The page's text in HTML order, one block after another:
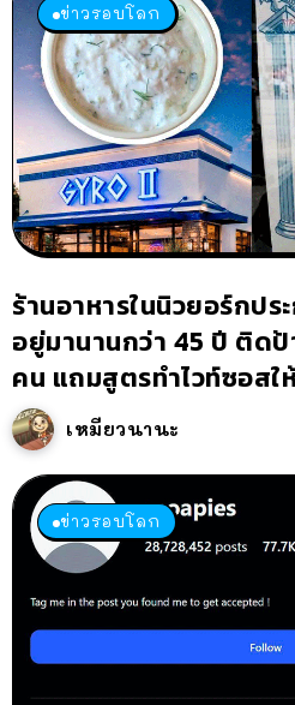
ข่าวรอบโลก
ร้านอาหารในนิวยอร์กป
อยู่มานานกว่า 45 ปี ติด
คน แถมสูตรทำไวท์ซอส
เหมียวนานะ
ข่าวรอบโลก